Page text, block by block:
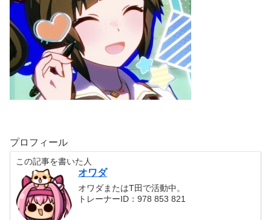
プロフィール
この記事を書いた人
オワダ
オワダまたはT田で活動中。
トレーナーID：978 853 821